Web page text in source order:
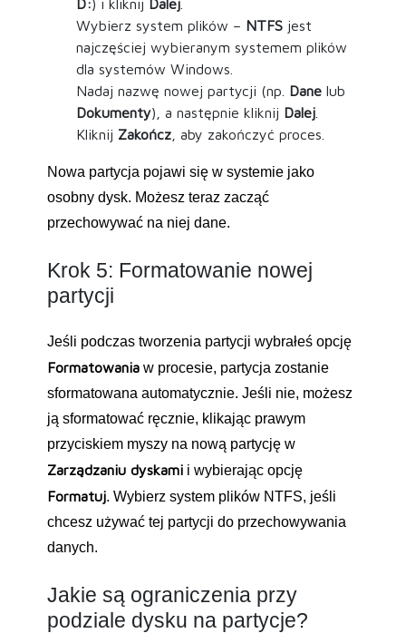
D:) i kliknij Dalej
Wybierz system plików – NTFS jest
najczęściej wybieranym systemem plików
dla systemów Windows.
Nadaj nazwę nowej partycji (np. Dane lub
Dokumenty), a następnie kliknij Dalej
Kliknij Zakończ , aby zakończyć proces.
Nowa partycja pojawi się w systemie jako
osobny dysk. Możesz teraz zacząć
przechowywać na niej dane.
Krok 5: Formatowanie nowej
partycji
Jeśli podczas tworzenia partycji wybrałeś opcję
Formatowania w procesie, partycja zostanie
sformatowana automatycznie. Jeśli nie, możesz
ją sformatować ręcznie, klikając prawym
przyciskiem myszy na nową partycję w
Zarządzaniu dyskami i wybierając opcję
Formatuj. Wybierz system plików NTFS, jeśli
chcesz używać tej partycji do przechowywania
danych.
Jakie są ograniczenia przy
podziale dysku na partycje?